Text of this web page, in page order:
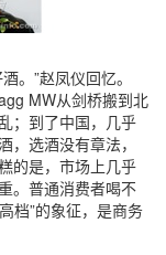
”赵凤仪回忆。
MW从剑桥搬到北
；到了中国，几乎
选酒没有章法，
的是，市场上几乎
。普通消费者喝不
档”的象征，是商务